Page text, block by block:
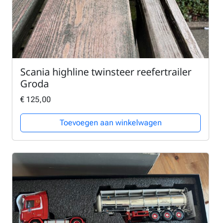
Scania highline twinsteer reefertrailer
Groda
€ 125,00
Toevoegen aan winkelwagen